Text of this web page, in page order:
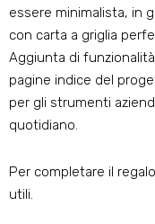
essere minimalista, in
con carta a griglia
Aggiunta di
pagine indice del
per gli strumenti
quotidiano.
Per completare il
utili.